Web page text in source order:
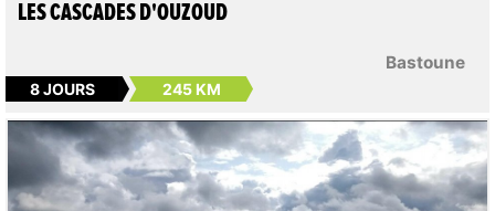
Bastoune
LES CASCADES D'OUZOUD
8 JOURS 245 KM